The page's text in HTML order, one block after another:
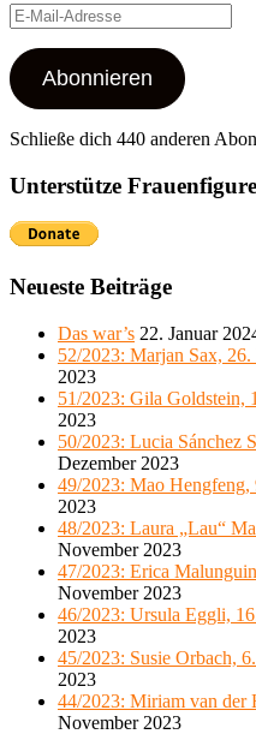
E-
Mail-
Adresse
Abonnieren
Schließe dich 440 anderen
Unterstütze
Neueste Beiträge
Das war’s 22. Januar
52/2023: Marjan Sax,
2023
51/2023: Gila Goldstein,
2023
50/2023: Lucia Sánchez
Dezember 2023
49/2023: Mao Hengfeng,
2023
48/2023: Laura „Lau“
November 2023
47/2023: Erica
November 2023
46/2023: Ursula Eggli,
2023
45/2023: Susie Orbach,
2023
44/2023: Miriam van der
November 2023